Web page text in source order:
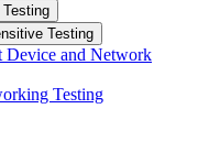
Testing
Device and Network
Testing